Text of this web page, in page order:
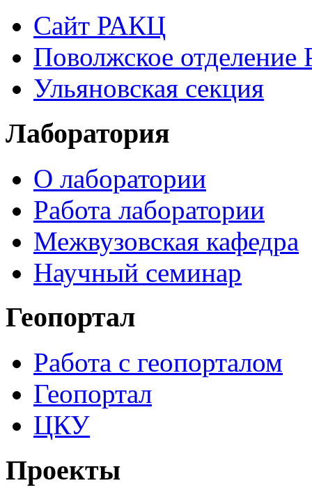
Сайт РАКЦ
Поволжское
Ульяновская секция
Лаборатория
О лаборатории
Работа лаборатории
Межвузовская кафедра
Научный семинар
Геопортал
Работа с геопорталом
Геопортал
ЦКУ
Проекты